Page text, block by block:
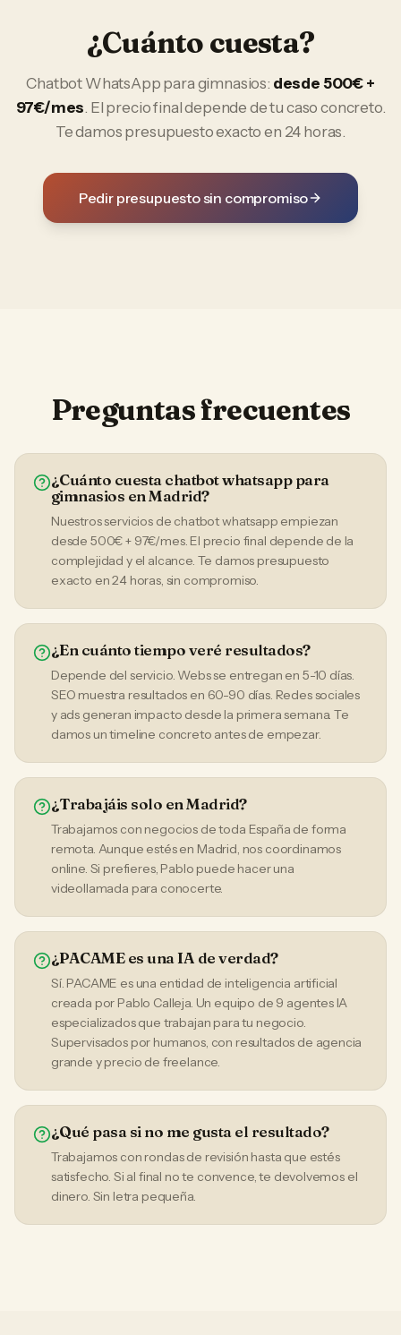
¿Cuánto cuesta?
Chatbot WhatsApp paragimnasios: desde 500€ +
97€/mes. El precio final depende de tu caso concreto.
Te damos presupuesto exacto en 24 horas.
Pedir presupuesto sin compromiso
Preguntas frecuentes
¿Cuánto cuesta chatbot whatsapp para
gimnasios en Madrid?
Nuestros servicios de chatbot whatsapp empiezan
desde 500€ + 97€/mes. El precio final depende de la
complejidad y el alcance. Te damos presupuesto
exacto en 24 horas, sin compromiso.
¿En cuánto tiempo veré resultados?
Depende del servicio. Webs se entregan en 5-10 días.
SEO muestra resultados en 60-90 días. Redes sociales
y ads generan impacto desde la primera semana. Te
damos un timeline concreto antes de empezar.
¿Trabajáis solo en Madrid?
Trabajamos con negocios de toda España de forma
remota. Aunque estés en Madrid, nos coordinamos
online. Si prefieres, Pablo puede hacer una
videollamada para conocerte.
¿PACAME es una IA de verdad?
Sí. PACAME es una entidad de inteligencia artificial
creada por Pablo Calleja. Un equipo de 9 agentes IA
especializados que trabajan para tu negocio.
Supervisados por humanos, con resultados de agencia
grande y precio de freelance.
¿Qué pasa si no me gusta el resultado?
Trabajamos con rondas de revisión hasta que estés
satisfecho. Si al final no te convence, te devolvemos el
dinero. Sin letra pequeña.